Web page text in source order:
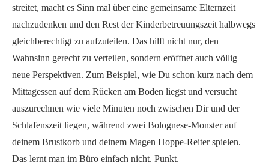
streitet, macht es Sinn mal über eine gemeinsame Elternzeit
nachzudenken und den Rest der Kinderbetreuungszeit halbwegs
gleichberechtigt zu aufzuteilen. Das hilft nicht nur, den
Wahnsinn gerecht zu verteilen, sondern eröffnet auch völlig
neue Perspektiven. Zum Beispiel, wie Du schon kurz nach dem
Mittagessen auf dem Rücken am Boden liegst und versucht
auszurechnen wie viele Minuten noch zwischen Dir und der
Schlafenszeit liegen, während zwei Bolognese-Monster auf
deinem Brustkorb und deinem Magen Hoppe-Reiter spielen.
Das lernt man im Büro einfach nicht. Punkt.